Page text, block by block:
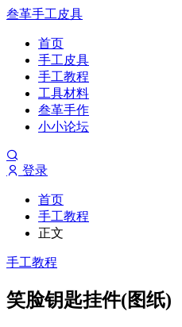
叁革手工皮具
首页
手工皮具
手工教程
工具材料
叁革手作
小小论坛
登录
首页
手工教程
正文
手工教程
笑脸钥匙挂件(图纸)